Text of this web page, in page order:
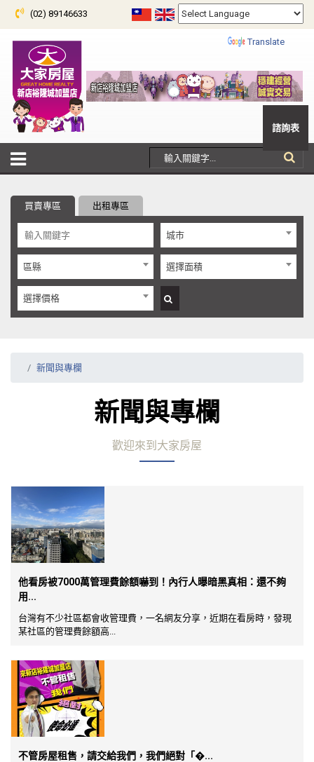
(02) 89146633
Translate
買賣專區 出租專區
城市
區縣 選擇面積
選擇價格
新聞與專欄
新聞與專欄
歡迎來到大家房屋
他看房被7000萬管理費餘額嚇到！內行人曝暗黑真相：還不夠
用...
台灣有不少社區都會收管理費，一名網友分享，近期在看房時，發現
某社區的管理費餘額高...
不管房屋租售，請交給我們，我們絕對「�...
諮詢表